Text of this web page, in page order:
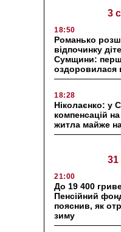
3
18:50
Романько
відпочинку
Сумщини:
оздоровилася
18:28
Ніколаєнко: у
компенсацій
житла майже
31
21:00
До 19 400
Пенсійний
пояснив, як
зиму